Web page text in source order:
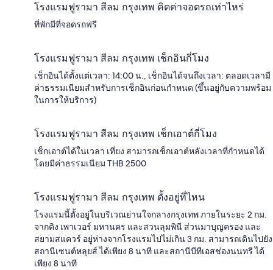
โรงแรมฟูรามา สีลม กรุงเทพ คิดค่าจอดรถเท่าไหร่
ที่พักมีที่จอดรถฟรี
โรงแรมฟูรามา สีลม กรุงเทพ เช็กอินกี่โมง
เช็กอินได้ตั้งแต่เวลา: 14:00 น., เช็กอินได้จนถึงเวลา: ตลอดเวลามี
ค่าธรรมเนียมสำหรับการเช็กอินก่อนกำหนด (ขึ้นอยู่กับความพร้อม
ในการให้บริการ)
โรงแรมฟูรามา สีลม กรุงเทพ เช็กเอาต์กี่โมง
เช็กเอาต์ได้ในเวลา เที่ยง สามารถเช็กเอาต์หลังเวลาที่กำหนดได้
โดยมีค่าธรรมเนียม THB 2500
โรงแรมฟูรามา สีลม กรุงเทพ ตั้งอยู่ที่ไหน
โรงแรมนี้ตั้งอยู่ในบริเวณย่านใจกลางกรุงเทพ ภายในระยะ 2 กม.
จากคิง เพาเวอร์ มหานคร และสวนลุมพินี ส่วนมาบุญครอง และ
สยามสแควร์ อยู่ห่างจากโรงแรมไปไม่เกิน 3 กม. สามารถเดินไปยัง
สถานีเซนต์หลุยส์ ได้เพียง 8 นาที และสถานีบีทีเอสช่องนนทรี ได้
เพียง 8 นาที